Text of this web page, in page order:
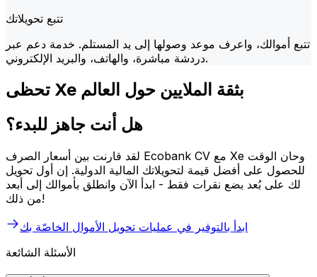
تتبع تحويلاتك
تتبع أموالك، واعرف موعد وصولها إلى يد المستلم. خدمة دعم عبر
دردشة مباشرة، والهاتف، والبريد الإلكتروني.
تحظى Xe بثقة الملايين حول العالم
هل أنت جاهز للبدء؟
لقد قارنت بين أسعار الصرف Ecobank CV مع Xe وحان الوقت
للحصول على أفضل قيمة لتحويلاتك المالية الدولية. إن أول تحويل
لك على بُعد بضع نقرات فقط - ابدأ الآن وانطلق بأموالك إلى أبعد
من ذلك!
ابدأ بالتوفير في عمليات تحويل الأموال الخاصّة بك
الأسئلة الشائعة